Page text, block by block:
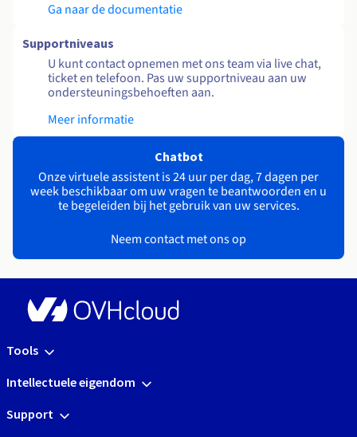
Ga naar de documentatie
Supportniveaus
U kunt contact opnemen met ons team via live chat,
ticket en telefoon. Pas uw supportniveau aan uw
ondersteuningsbehoeften aan.
Meer informatie
Chatbot
Onze virtuele assistent is 24 uur per dag, 7 dagen per
week beschikbaar om uw vragen te beantwoorden en u
te begeleiden bij het gebruik van uw services.
Neem contact met ons op
Tools
Intellectuele eigendom
Support